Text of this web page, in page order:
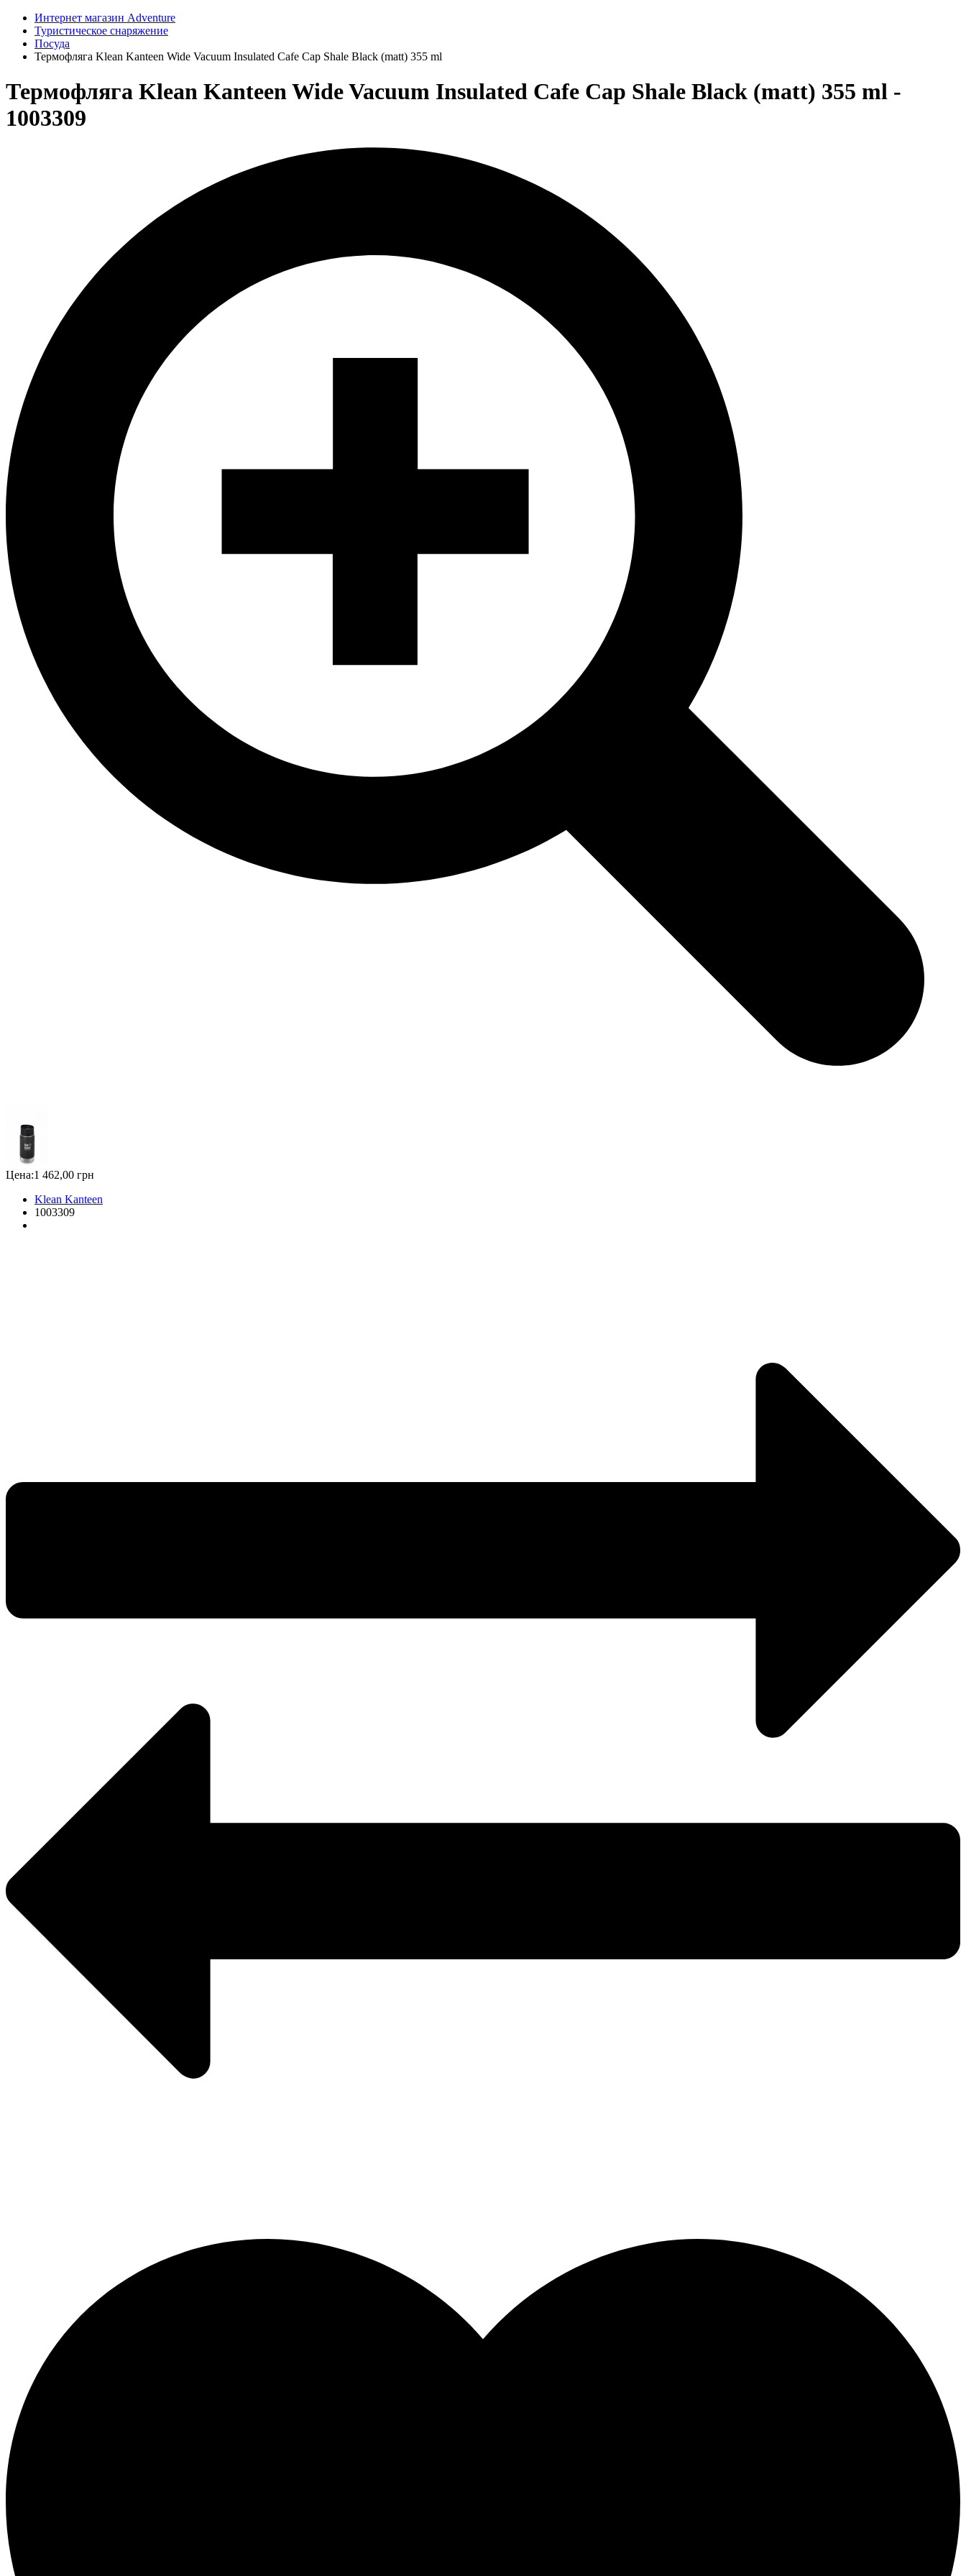
Интернет магазин Adventure
Туристическое снаряжение
Посуда
Термофляга Klean Kanteen Wide Vacuum Insulated Cafe Cap Shale Black (matt) 355 ml
Термофляга Klean Kanteen Wide Vacuum Insulated Cafe Cap Shale Black (matt) 355 ml -
1003309
Цена:1 462,00 грн
Klean Kanteen
1003309